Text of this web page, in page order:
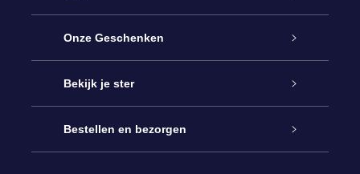
Service
Contact
Blog
Onze Geschenken
Online Star Gift
OSR Cadeaupakket
Bekijk je ster
Sterrenregister
Bestellen en bezorgen